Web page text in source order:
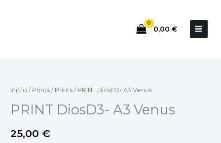
0,00 €
Inicio / Prints / Prints / PRINT DiosD3- A3 Venus
PRINT DiosD3- A3 Venus
25,00 €
A3
cantidad